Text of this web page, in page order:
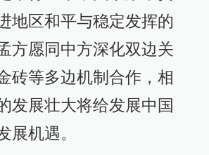
地区和平与稳定发挥的
方愿同中方深化双边关
砖等多边机制合作，相
发展壮大将给发展中国
展机遇。